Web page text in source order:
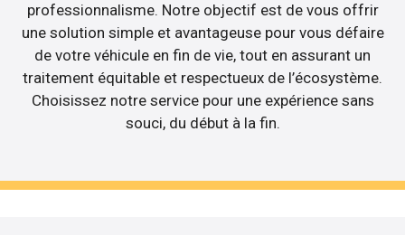
professionnalisme. Notre objectif est de vous offrir
une solution simple et avantageuse pour vous défaire
de votre véhicule en fin de vie, tout en assurant un
traitement équitable et respectueux de l’écosystème.
Choisissez notre service pour une expérience sans
souci, du début à la fin.